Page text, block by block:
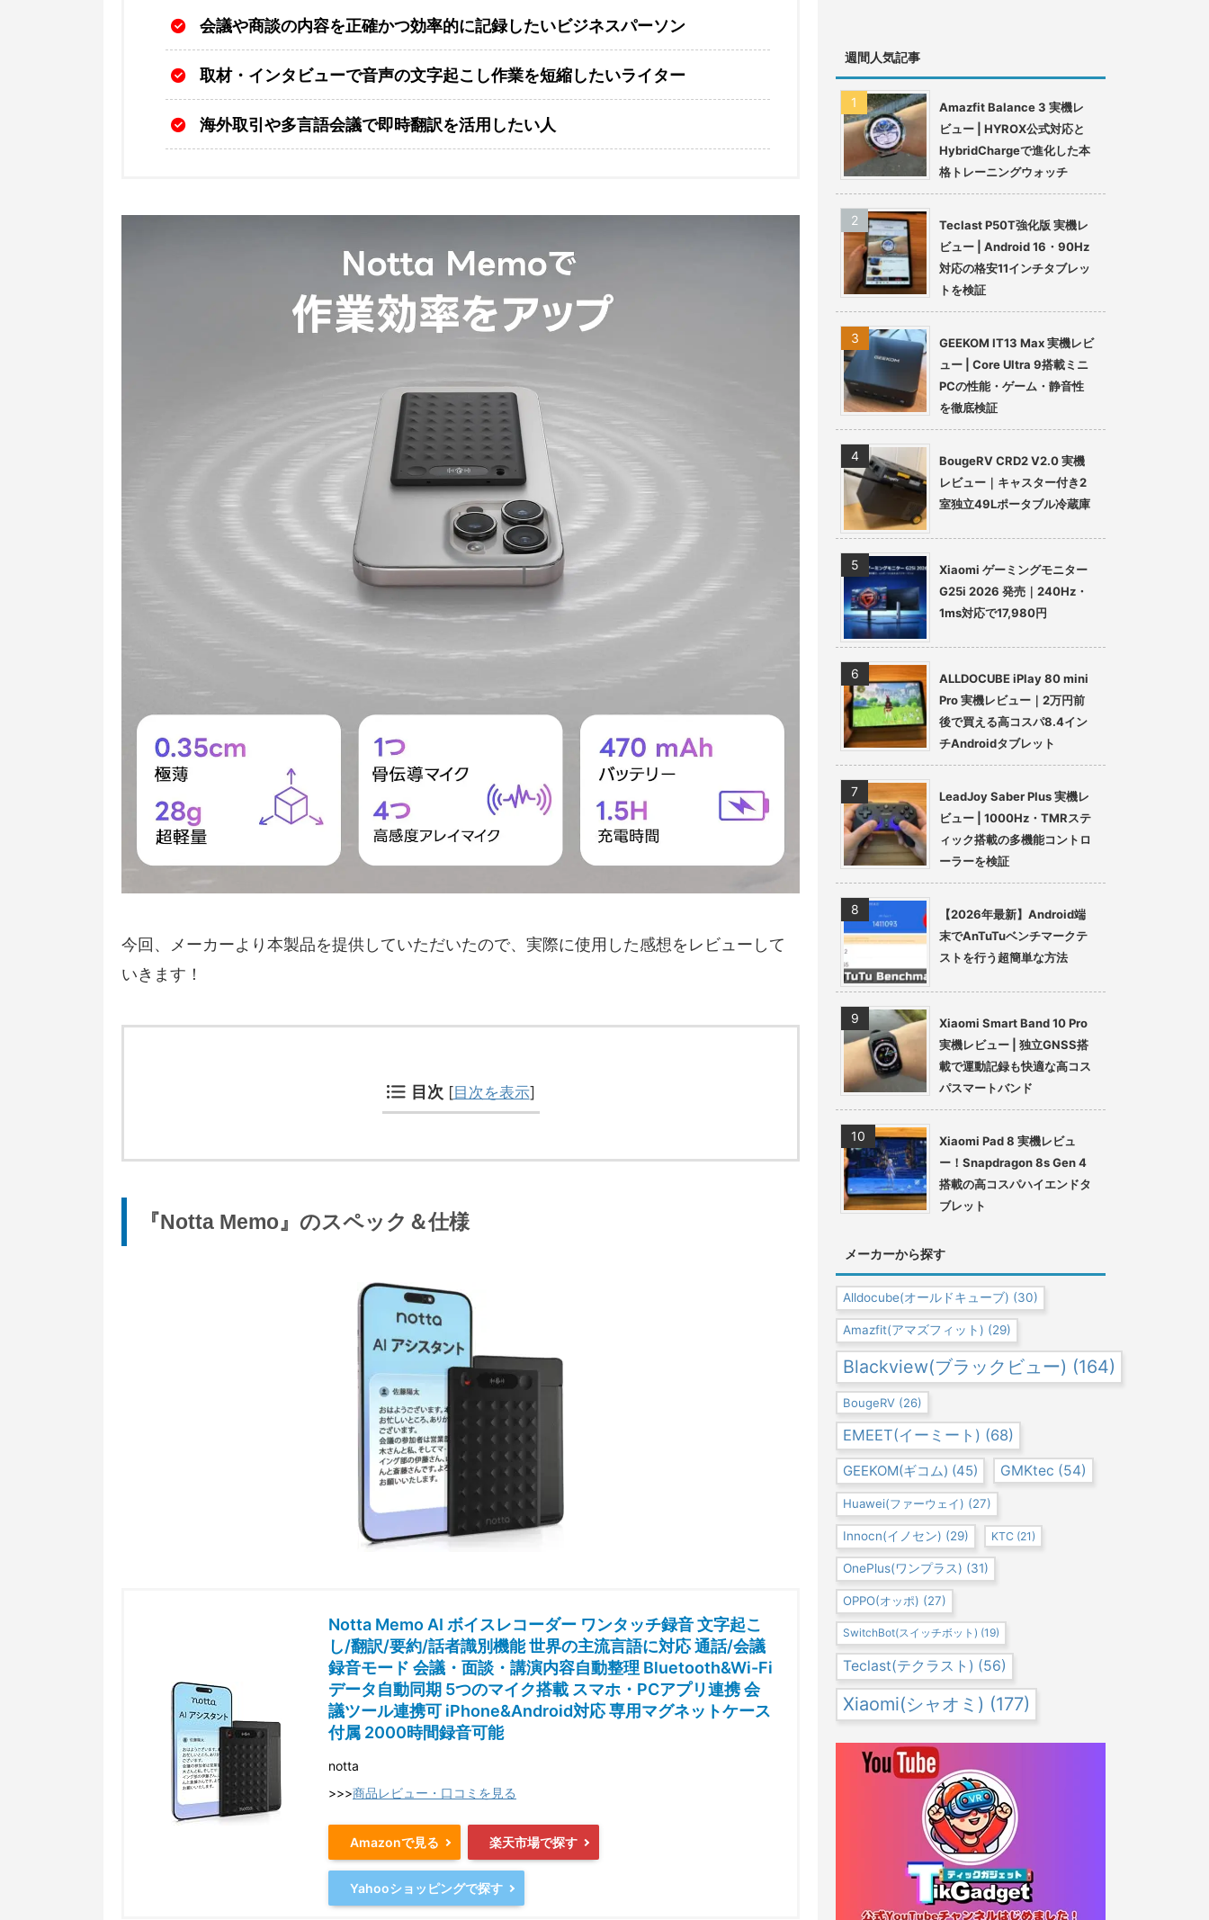
会議や商談の内容を正確かつ効率的に記録したいビジネスパーソン
取材・インタビューで音声の文字起こし作業を短縮したいライター
海外取引や多言語会議で即時翻訳を活用したい人
今回、メーカーより本製品を提供していただいたので、実際に使用した感想をレビューして
いきます！
目次 [目次を表示]
『Notta Memo』のスペック＆仕様
Notta Memo AI ボイスレコーダー ワンタッチ録音 文字起こ
し/翻訳/要約/話者識別機能 世界の主流言語に対応 通話/会議
録音モード 会議・面談・講演内容自動整理 Bluetooth&Wi-Fi
データ自動同期 5つのマイク搭載 スマホ・PCアプリ連携 会
議ツール連携可 iPhone&Android対応 専用マグネットケース
付属 2000時間録音可能
notta
>>>商品レビュー・口コミを見る
Amazonで見る 楽天市場で探す
Yahooショッピングで探す
週間人気記事
Amazfit Balance 3 実機レ
ビュー | HYROX公式対応と
HybridChargeで進化した本
格トレーニングウォッチ
Teclast P50T強化版 実機レ
ビュー | Android 16・90Hz
対応の格安11インチタブレッ
トを検証
GEEKOM IT13 Max 実機レビ
ュー | Core Ultra 9搭載ミニ
PCの性能・ゲーム・静音性
を徹底検証
BougeRV CRD2 V2.0 実機
レビュー｜キャスター付き2
室独立49Lポータブル冷蔵庫
Xiaomi ゲーミングモニター
G25i 2026 発売｜240Hz・
1ms対応で17,980円
ALLDOCUBE iPlay 80 mini
Pro 実機レビュー｜2万円前
後で買える高コスパ8.4イン
チAndroidタブレット
LeadJoy Saber Plus 実機レ
ビュー | 1000Hz・TMRステ
ィック搭載の多機能コントロ
ーラーを検証
【2026年最新】Android端
末でAnTuTuベンチマークテ
ストを行う超簡単な方法
Xiaomi Smart Band 10 Pro
実機レビュー | 独立GNSS搭
載で運動記録も快適な高コス
パスマートバンド
Xiaomi Pad 8 実機レビュ
ー！Snapdragon 8s Gen 4
搭載の高コスパハイエンドタ
ブレット
メーカーから探す
Alldocube(オールドキューブ) (30)
Amazfit(アマズフィット) (29)
Blackview(ブラックビュー) (164)
BougeRV (26)
EMEET(イーミート) (68)
GEEKOM(ギコム) (45) GMKtec (54)
Huawei(ファーウェイ) (27)
Innocn(イノセン) (29) KTC (21)
OnePlus(ワンプラス) (31)
OPPO(オッポ) (27)
SwitchBot(スイッチボット) (19)
Teclast(テクラスト) (56)
Xiaomi(シャオミ) (177)